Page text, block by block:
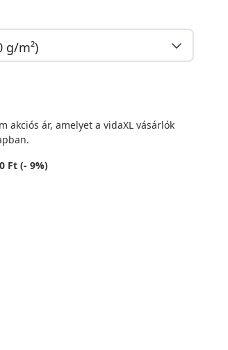
g/m²)
akciós ár, amelyet a vidaXL vásárlók
Ft (- 9%)